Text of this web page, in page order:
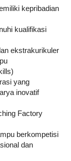
kepribadian
kualifikasi
ekstrakurikuler
yang
inovatif
Factory
berkompetisi
dan